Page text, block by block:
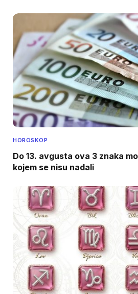
HOROSKOP
Do 13. avgusta ova 3 znaka
kojem se nisu nadali